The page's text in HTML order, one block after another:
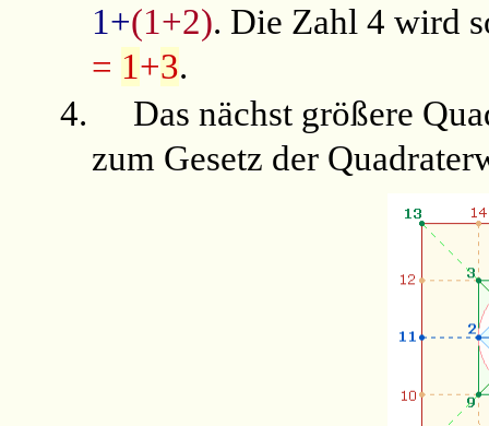
1+(1+2). Die Zahl 4 wird
= 1+3.
4.
Das nächst größere
zum Gesetz der